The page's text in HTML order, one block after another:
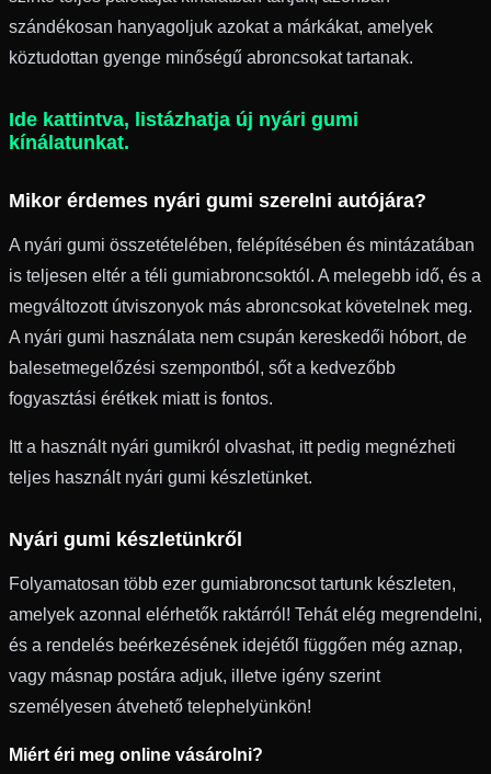
szándékosan hanyagoljuk azokat a márkákat, amelyek
köztudottan gyenge minőségű abroncsokat tartanak.
Ide kattintva, listázhatja új nyári gumi
kínálatunkat.
Mikor érdemes nyári gumi szerelni autójára?
A nyári gumi összetételében, felépítésében és mintázatában
is teljesen eltér a téli gumiabroncsoktól. A melegebb idő, és a
megváltozott útviszonyok más abroncsokat követelnek meg.
A nyári gumi használata nem csupán kereskedői hóbort, de
balesetmegelőzési szempontból, sőt a kedvezőbb
fogyasztási érétkek miatt is fontos.
Itt a használt nyári gumikról olvashat, itt pedig megnézheti
teljes használt nyári gumi készletünket.
Nyári gumi készletünkről
Folyamatosan több ezer gumiabroncsot tartunk készleten,
amelyek azonnal elérhetők raktárról! Tehát elég megrendelni,
és a rendelés beérkezésének idejétől függően még aznap,
vagy másnap postára adjuk, illetve igény szerint
személyesen átvehető telephelyünkön!
Miért éri meg online vásárolni?